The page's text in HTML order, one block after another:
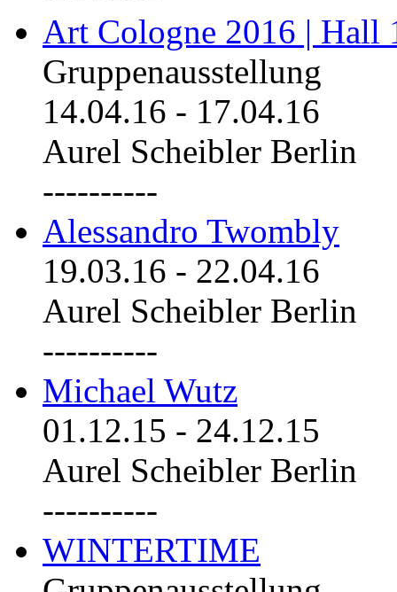
Art Cologne 2016 | Hall
Gruppenausstellung
14.04.16 - 17.04.16
Aurel Scheibler Berlin
----------
Alessandro Twombly
19.03.16 - 22.04.16
Aurel Scheibler Berlin
----------
Michael Wutz
01.12.15 - 24.12.15
Aurel Scheibler Berlin
----------
WINTERTIME